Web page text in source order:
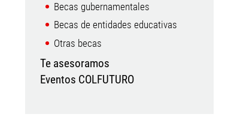
Becas gubernamentales
Becas de entidades educativas
Otras becas
Te asesoramos
Eventos COLFUTURO